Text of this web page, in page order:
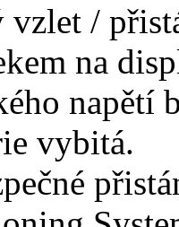
/
na
napětí
vybitá.